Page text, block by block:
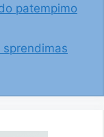
patempimo